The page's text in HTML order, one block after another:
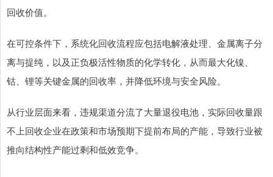
回收价值。
在可控条件下，系统化回收流程应包括电解液处理、金属离子分
离与提纯，以及正负极活性物质的化学转化，从而最大化镍、
钴、锂等关键金属的回收率，并降低环境与安全风险。
从行业层面来看，违规渠道分流了大量退役电池，实际回收量跟
不上回收企业在政策和市场预期下提前布局的产能，导致行业被
推向结构性产能过剩和低效竞争。